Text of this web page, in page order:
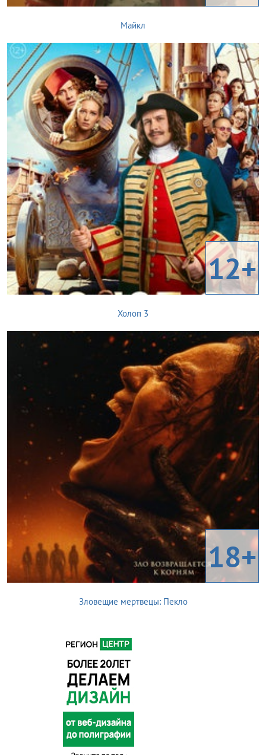
Майкл
12+
Холоп 3
18+
Зловещие мертвецы: Пекло